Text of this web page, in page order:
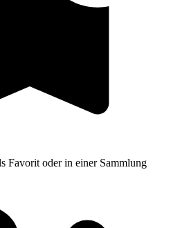
Favorit oder in einer Sammlung